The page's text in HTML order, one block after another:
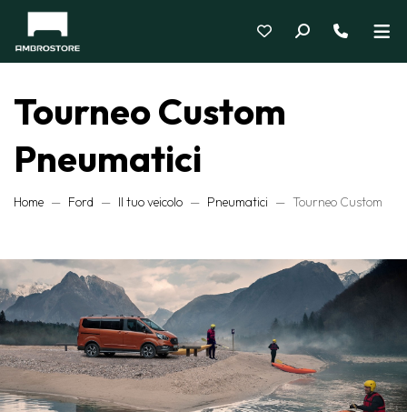
Tourneo Custom
Pneumatici
Home Ford Il tuo veicolo Pneumatici Tourneo Custom